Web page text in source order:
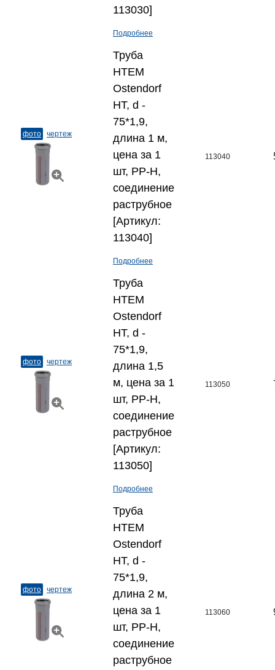
113030]
Подробнее
фото чертеж
Труба
HTEM
Ostendorf
HT, d -
75*1,9,
длина 1 м,
цена за 1
шт, PP-H,
соединение
раструбное
[Артикул:
113040]
Подробнее
113040
фото чертеж
Труба
HTEM
Ostendorf
HT, d -
75*1,9,
длина 1,5
м, цена за 1
шт, PP-H,
соединение
раструбное
[Артикул:
113050]
Подробнее
113050
фото чертеж
Труба
HTEM
Ostendorf
HT, d -
75*1,9,
длина 2 м,
цена за 1
шт, PP-H,
соединение
раструбное
113060